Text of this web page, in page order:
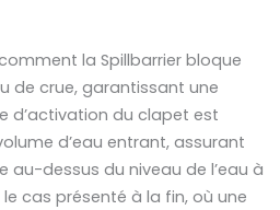
la Spillbarrier bloque
de crue, garantissant une
d’activation du clapet est
d’eau entrant, assurant
au-dessus du niveau de l’eau à
cas présenté à la fin, où une